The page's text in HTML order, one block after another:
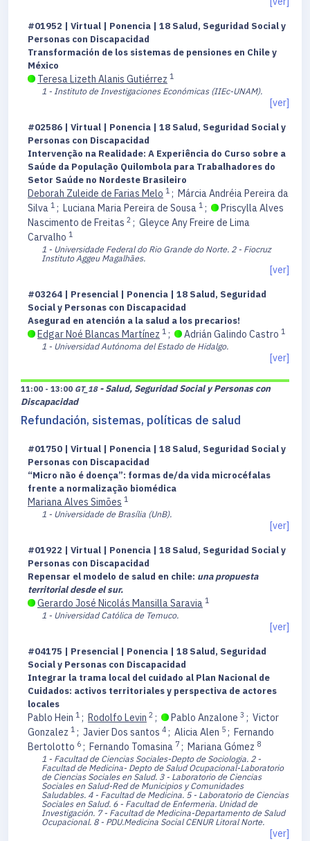
#01952 | Virtual | Ponencia | 18 Salud, Seguridad Social y
Personas con Discapacidad
Transformación de los sistemas de pensiones en Chile y
México
Teresa Lizeth Alanis Gutiérrez 1
1 - Instituto de Investigaciones Económicas (IIEc-UNAM).
[ver]
#02586 | Virtual | Ponencia | 18 Salud, Seguridad Social y
Personas con Discapacidad
Intervenção na Realidade: A Experiência do Curso sobre a
Saúde da População Quilombola para Trabalhadores do
Setor Saúde no Nordeste Brasileiro
Deborah Zuleide de Farias Melo 1 ; Márcia Andréia Pereira da
Silva 1 ; Luciana Maria Pereira de Sousa 1 ;
Priscylla Alves
Nascimento de Freitas 2 ; Gleyce Any Freire de Lima
Carvalho 1
1 - Universidade Federal do Rio Grande do Norte. 2 - Fiocruz
Instituto Aggeu Magalhães.
[ver]
#03264 | Presencial | Ponencia | 18 Salud, Seguridad
Social y Personas con Discapacidad
Asegurad en atención a la salud a los precarios!
Edgar Noé Blancas Martínez 1 ; Adrián Galindo Castro 1
1 - Universidad Autónoma del Estado de Hidalgo.
[ver]
11:00 - 13:00 GT_18 - Salud, Seguridad Social y Personas con
Discapacidad
Refundación, sistemas, políticas de salud
#01750 | Virtual | Ponencia | 18 Salud, Seguridad Social y
Personas con Discapacidad
“Micro não é doença”: formas de/da vida microcéfalas
frente a normalização biomédica
Mariana Alves Simões 1
1 - Universidade de Brasília (UnB).
[ver]
#01922 | Virtual | Ponencia | 18 Salud, Seguridad Social y
Personas con Discapacidad
Repensar el modelo de salud en chile: una propuesta
territorial desde el sur.
Gerardo José Nicolás Mansilla Saravia 1
1 - Universidad Católica de Temuco.
[ver]
#04175 | Presencial | Ponencia | 18 Salud, Seguridad
Social y Personas con Discapacidad
Integrar la trama local del cuidado al Plan Nacional de
Cuidados: activos territoriales y perspectiva de actores
locales
Pablo Hein 1 ; Rodolfo Levin 2 ; Pablo Anzalone 3 ; Victor
Gonzalez 1 ; Javier Dos santos 4 ; Alicia Alen 5 ; Fernando
Bertolotto 6 ; Fernando Tomasina 7 ; Mariana Gómez 8
1 - Facultad de Ciencias Sociales-Depto de Sociologia. 2 -
Facultad de Medicina- Depto de Salud Ocupacional-Laboratorio
de Ciencias Sociales en Salud. 3 - Laboratorio de Ciencias
Sociales en Salud-Red de Municipios y Comunidades
Saludables. 4 - Facultad de Medicina. 5 - Laboratorio de Ciencias
Sociales en Salud. 6 - Facultad de Enfermeria. Unidad de
Investigación. 7 - Facultad de Medicina-Departamento de Salud
Ocupacional. 8 - PDU.Medicina Social CENUR Litoral Norte.
[ver]